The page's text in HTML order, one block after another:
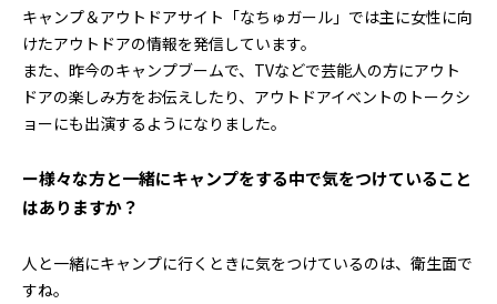
キャンプ＆アウトドアサイト「なちゅガール」では主に女性に向
けたアウトドアの情報を発信しています。
また、昨今のキャンプブームで、TVなどで芸能人の方にアウト
ドアの楽しみ方をお伝えしたり、アウトドアイベントのトークシ
ョーにも出演するようになりました。
ー様々な方と一緒にキャンプをする中で気をつけていること
はありますか？
人と一緒にキャンプに行くときに気をつけているのは、衛生面で
すね。